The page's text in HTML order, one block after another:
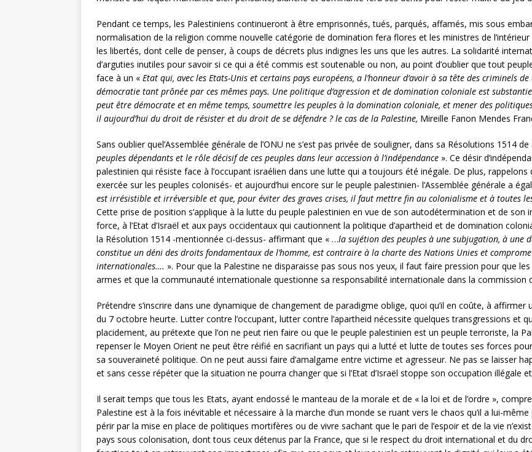
Pendant ce temps, les Palestiniens continueront à être emprisonnés, tués, parqués, affamés, mis sous
normalisation de la religion comme nouvelle catégorie de domination fera flores et les ministres de
les libertés, dont celle de penser, à coups de décrets plus indignes les uns que les autres. La solidarité
d’arguties inutiles pour savoir si ce qui a été commis est soutenable ou non, au point d’oublier que tout
face à un « Etat qui, avec les Etats-Unis et certains pays européens, a l’honneur d’avoir à sa tête des
démocratie tant prônée par ces mêmes pays. Une politique d’agression et de domination coloniale est
peut être démocrate et en même temps, soumettre les peuples à la domination coloniale, et mener des politiques
il aujourd’hui du droit de résister et du droit de se défendre ? le cas de la Palestine, Mireille Fanon Mendes
Sans oublier quel’Assemblée générale de l’ONU ne s’est pas privée de souligner, dans sa Résolutions 1514 de
peuples dépendants et le rôle décisif de ces peuples dans leur accession à l’indépendance ». Ce désir
palestinien qui résiste face à l’occupant israélien dans une lutte qui a toujours été inégale. De plus,
exercée sur les peuples colonisés- et aujourd’hui encore sur le peuple palestinien- l’Assemblée générale a
est irrésistible et irréversible et que, pour éviter des graves crises, il faut mettre fin au colonialisme et à toutes
Cette prise de position s’applique à la lutte du peuple palestinien en vue de son autodétermination et de son
force, à l’Etat d’Israël et aux pays occidentaux qui cautionnent la politique d’apartheid et de domination
la Résolution 1514 -mentionnée ci-dessus- affirmant que « …la sujétion des peuples à une subjugation, à
constitue un déni des droits fondamentaux de l’homme, est contraire à la charte des Nations Unies et
internationales…. ». Pour que la Palestine ne disparaisse pas sous nos yeux, il faut faire pression pour que
armes et que la communauté internationale questionne sa responsabilité internationale dans la commission
Prétendre s’inscrire dans une dynamique de changement de paradigme oblige, quoi qu’il en coûte, à
du 7 octobre heurte. Lutter contre l’occupant, lutter contre l’apartheid nécessite quelques transgressions et
placidement, au prétexte que l’on ne peut rien faire ou que le peuple palestinien est un peuple terroriste, la
repenser le Moyen Orient ne peut être réifié en sacrifiant un pays qui a lutté et lutte de toutes ses forces
sa souveraineté politique. On ne peut aussi faire d’amalgame entre victime et agresseur. Ne pas se laisser
et sans cesse répéter que la situation ne pourra changer que si l’Etat d’Israël stoppe son occupation illégale
Il serait temps que tous les Etats, ayant endossé le manteau de la morale et de « la loi et de l’ordre »,
Palestine est à la fois inévitable et nécessaire à la marche d’un monde se ruant vers le chaos qu’il a lui-
périr par la mise en place de politiques mortifères ou de vivre sachant que le pari de l’espoir et de la vie
pays sous colonisation, dont tous ceux détenus par la France, que si le respect du droit international et du